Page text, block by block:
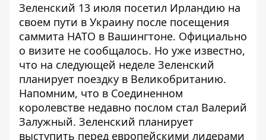
Зеленский 13 июля посетил Ирландию на
своем пути в Украину после посещения
саммита НАТО в Вашингтоне. Официально
о визите не сообщалось. Но уже известно,
что на следующей неделе Зеленский
планирует поездку в Великобританию.
Напомним, что в Соединенном
королевстве недавно послом стал Валерий
Залужный. Зеленский планирует
выступить перед европейскими лидерами